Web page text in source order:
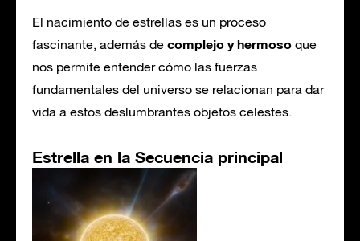
El nacimiento de estrellas es un proceso
fascinante, además de complejo y hermoso que
nos permite entender cómo las fuerzas
fundamentales del universo se relacionan para dar
vida a estos deslumbrantes objetos celestes.
Estrella en la Secuencia principal